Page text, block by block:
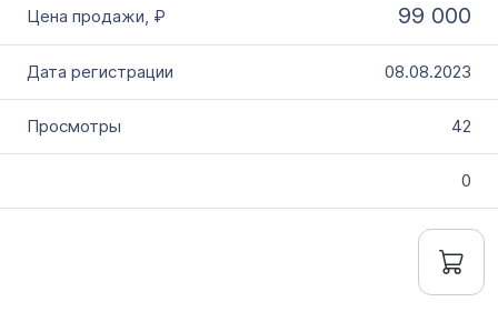
99 000
08.08.2023
42
0